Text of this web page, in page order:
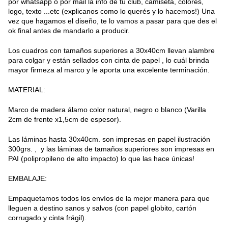
logo, texto ...etc (explicanos como lo querés y lo hacemos!) Una
vez que hagamos el diseño, te lo vamos a pasar para que des el
ok final antes de mandarlo a producir.
Los cuadros con tamaños superiores a 30x40cm llevan alambre
para colgar y están sellados con cinta de papel , lo cuál brinda
mayor firmeza al marco y le aporta una excelente terminación.
MATERIAL:
Marco de madera álamo color natural, negro o blanco (Varilla
2cm de frente x1,5cm de espesor).
Las láminas hasta 30x40cm. son impresas en papel ilustración
300grs. , y las láminas de tamaños superiores son impresas en
PAI (polipropileno de alto impacto) lo que las hace únicas!
EMBALAJE:
Empaquetamos todos los envíos de la mejor manera para que
lleguen a destino sanos y salvos (con papel globito, cartón
corrugado y cinta frágil).